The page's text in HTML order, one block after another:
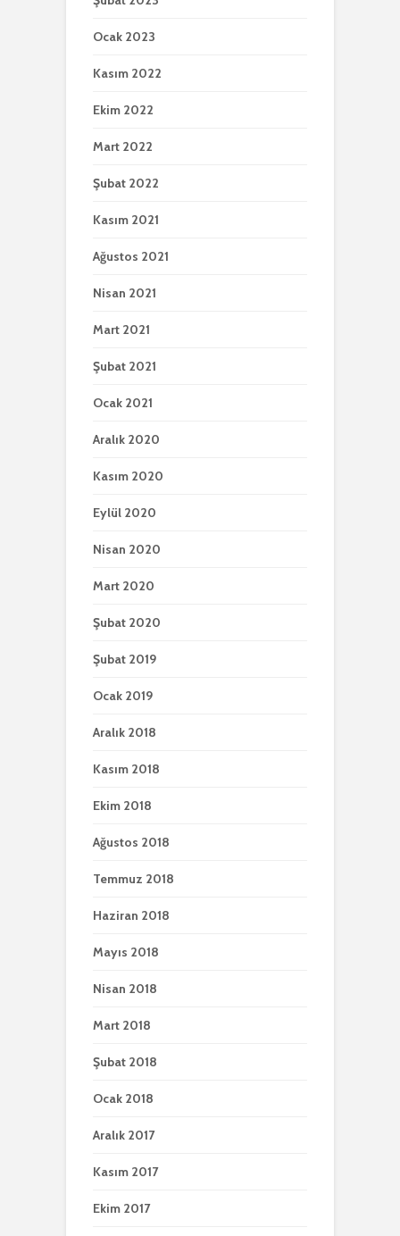
Ocak 2023
Kasım 2022
Ekim 2022
Mart 2022
Şubat 2022
Kasım 2021
Ağustos 2021
Nisan 2021
Mart 2021
Şubat 2021
Ocak 2021
Aralık 2020
Kasım 2020
Eylül 2020
Nisan 2020
Mart 2020
Şubat 2020
Şubat 2019
Ocak 2019
Aralık 2018
Kasım 2018
Ekim 2018
Ağustos 2018
Temmuz 2018
Haziran 2018
Mayıs 2018
Nisan 2018
Mart 2018
Şubat 2018
Ocak 2018
Aralık 2017
Kasım 2017
Ekim 2017